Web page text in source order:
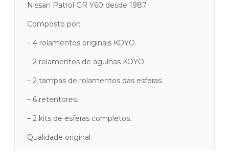
Patrol
Nissan Patrol GR Y60 desde 1987
Composto por:
– 4 rolamentos originais KOYO.
– 2 rolamentos de agulhas KOYO.
– 2 tampas de rolamentos das esferas.
– 6 retentores.
– 2 kits de esferas completos.
Qualidade original.